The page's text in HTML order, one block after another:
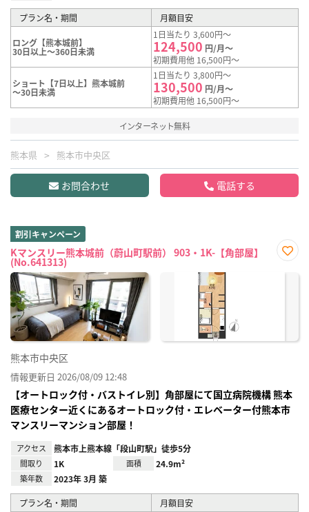
プラン名・期間 月額目安
ロング【熊本城前】
30日以上～360日未満
1日当たり 3,600円～
124,500 円/月～
初期費用他 16,500円～
ショート【7日以上】熊本城前
～30日未満
1日当たり 3,800円～
130,500 円/月～
初期費用他 16,500円～
インターネット無料
熊本県 熊本市中央区
お問合わせ 電話する
割引キャンペーン
Kマンスリー熊本城前（蔚山町駅前） 903・1K-【角部屋】
(No.641313)
に入
熊本市中央区
情報更新日 2026/08/09 12:48
【オートロック付・バストイレ別】角部屋にて国立病院機構 熊本
医療センター近くにあるオートロック付・エレベーター付熊本市
マンスリーマンション部屋！
アクセス 熊本市上熊本線「段山町駅」徒歩5分
間取り 1K 面積 24.9m²
築年数 2023年 3月 築
プラン名・期間 月額目安